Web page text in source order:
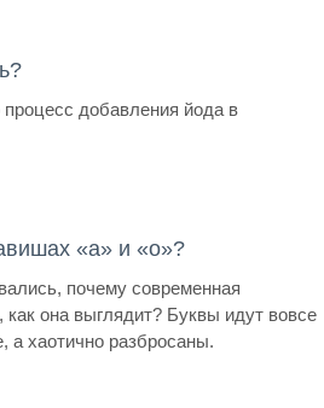
добавления йода в
«а» и «о»?
почему современная
как она выглядит? Буквы идут вовсе
а хаотично разбросаны.